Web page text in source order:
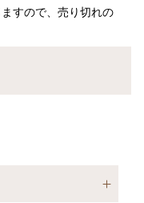
すので、売り切れの